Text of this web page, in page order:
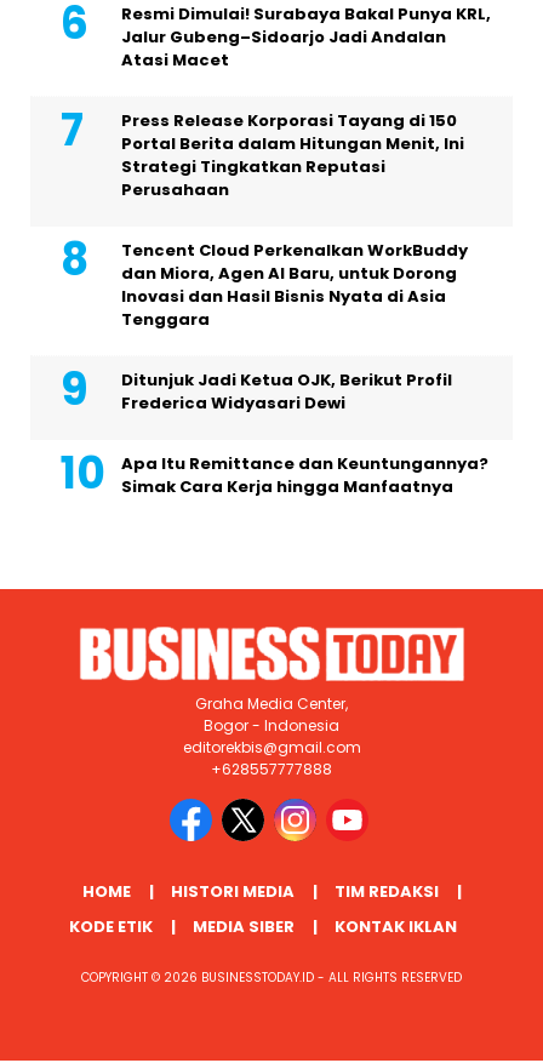
Resmi Dimulai! Surabaya Bakal Punya KRL,
Jalur Gubeng–Sidoarjo Jadi Andalan
Atasi Macet
Press Release Korporasi Tayang di 150
Portal Berita dalam Hitungan Menit, Ini
Strategi Tingkatkan Reputasi
Perusahaan
Tencent Cloud Perkenalkan WorkBuddy
dan Miora, Agen AI Baru, untuk Dorong
Inovasi dan Hasil Bisnis Nyata di Asia
Tenggara
Ditunjuk Jadi Ketua OJK, Berikut Profil
Frederica Widyasari Dewi
Apa Itu Remittance dan Keuntungannya?
Simak Cara Kerja hingga Manfaatnya
Graha Media Center,
Bogor - Indonesia
editorekbis@gmail.com
+628557777888
HOME HISTORI MEDIA
TIM REDAKSI
KODE ETIK
MEDIA SIBER KONTAK IKLAN
COPYRIGHT © 2026 BUSINESSTODAY.ID - ALL RIGHTS RESERVED